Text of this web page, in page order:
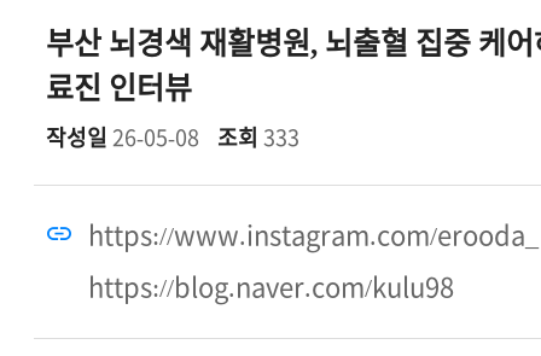
부산 뇌경색 재활병원, 뇌출혈 집중 케
료진 인터뷰
작성일 26-05-08 조회 333
https://www.instagram.com/
https://blog.naver.com/kulu98